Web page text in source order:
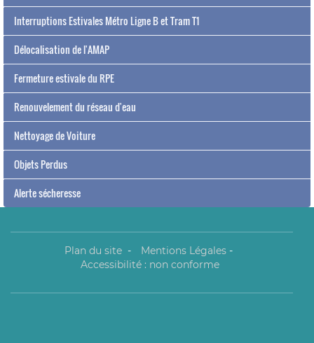
Interruptions Estivales Métro Ligne B et Tram T1
Délocalisation de l'AMAP
Fermeture estivale du RPE
Renouvelement du réseau d'eau
Nettoyage de Voiture
Objets Perdus
Alerte sécheresse
Plan du site - Mentions Légales -
Accessibilité : non conforme